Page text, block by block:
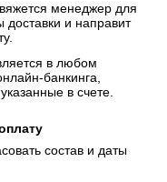
менеджер для
доставки и направит
в любом
банкинга,
в счете.
состав и даты